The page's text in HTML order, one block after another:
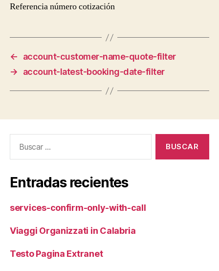
Referencia número cotización
←
account-customer-name-quote-filter
→
account-latest-booking-date-filter
Entradas recientes
services-confirm-only-with-call
Viaggi Organizzati in Calabria
Testo Pagina Extranet